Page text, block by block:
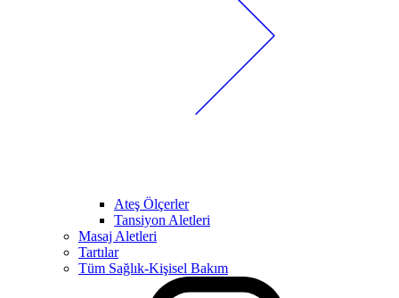
Ateş Ölçerler
Tansiyon Aletleri
Masaj Aletleri
Tartılar
Tüm Sağlık-Kişisel Bakım